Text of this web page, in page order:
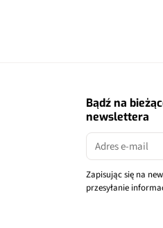
Bądź na
newslettera
Zapisując się na
przesyłanie